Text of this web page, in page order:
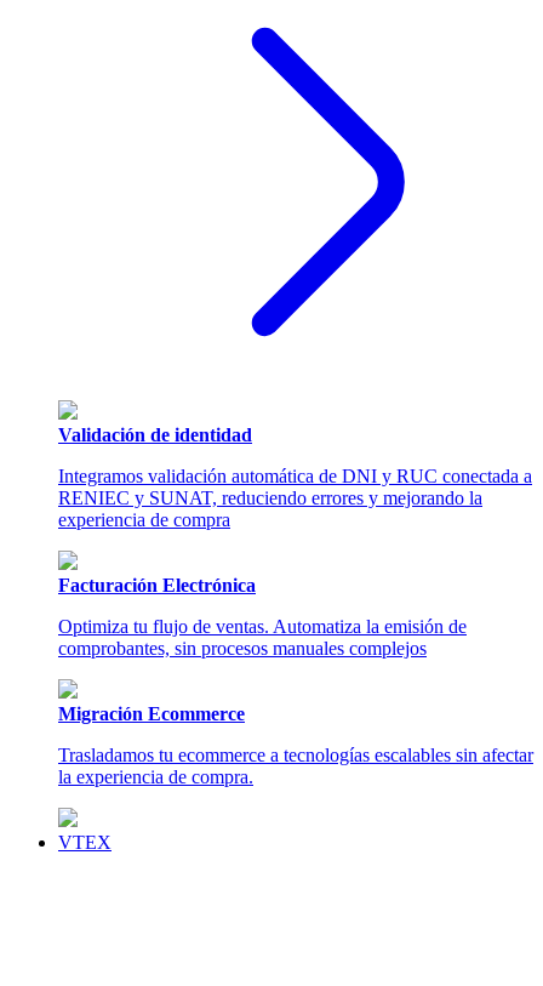
Validación de identidad
Integramos validación automática de DNI y RUC conectada a
RENIEC y SUNAT, reduciendo errores y mejorando la
experiencia de compra
Facturación Electrónica
Optimiza tu flujo de ventas. Automatiza la emisión de
comprobantes, sin procesos manuales complejos
Migración Ecommerce
Trasladamos tu ecommerce a tecnologías escalables sin afectar
la experiencia de compra.
VTEX